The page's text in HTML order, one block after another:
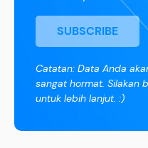
SUBSCRIBE
Catatan: Data Anda
sangat hormat. Silakan
untuk lebih lanjut. :)